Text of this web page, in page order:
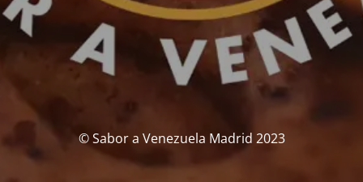
© Sabor a Venezuela Madrid 2023